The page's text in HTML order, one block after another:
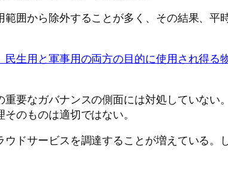
囲から除外することが多く、その結果、平
民生用と軍事用の両方の目的に使用され得る
要なガバナンスの側面には対処していない
のものは適切ではない。
ドサービスを調達することが増えている。